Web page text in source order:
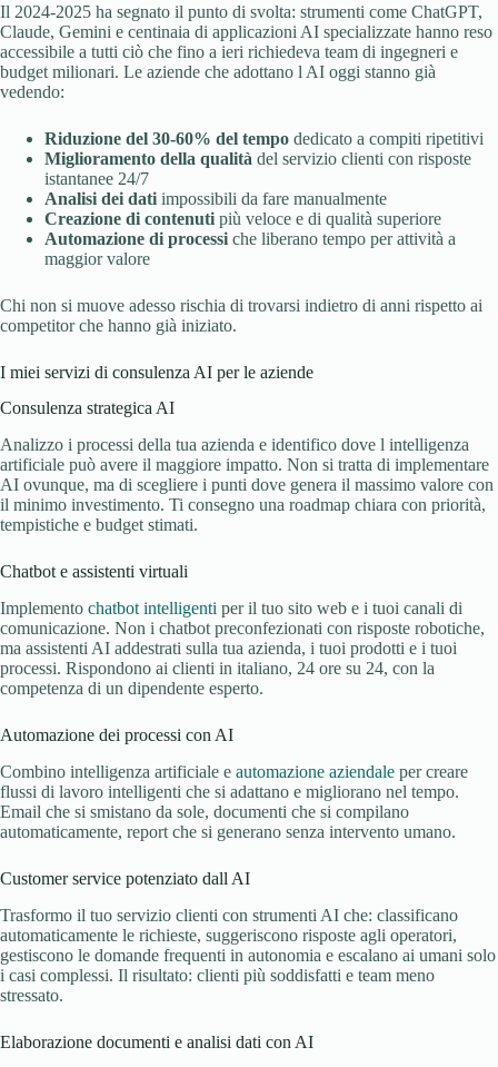
Il 2024-2025 ha segnato il punto di svolta: strumenti come ChatGPT,
Claude, Gemini e centinaia di applicazioni AI specializzate hanno reso
accessibile a tutti ciò che fino a ieri richiedeva team di ingegneri e
budget milionari. Le aziende che adottano l AI oggi stanno già
vedendo:
Riduzione del 30-60% del tempo dedicato a compiti ripetitivi
Miglioramento della qualità del servizio clienti con risposte
istantanee 24/7
Analisi dei dati impossibili da fare manualmente
Creazione di contenuti più veloce e di qualità superiore
Automazione di processi che liberano tempo per attività a
maggior valore
Chi non si muove adesso rischia di trovarsi indietro di anni rispetto ai
competitor che hanno già iniziato.
I miei servizi di consulenza AI per le aziende
Consulenza strategica AI
Analizzo i processi della tua azienda e identifico dove l intelligenza
artificiale può avere il maggiore impatto. Non si tratta di implementare
AI ovunque, ma di scegliere i punti dove genera il massimo valore con
il minimo investimento. Ti consegno una roadmap chiara con priorità,
tempistiche e budget stimati.
Chatbot e assistenti virtuali
Implemento chatbot intelligenti per il tuo sito web e i tuoi canali di
comunicazione. Non i chatbot preconfezionati con risposte robotiche,
ma assistenti AI addestrati sulla tua azienda, i tuoi prodotti e i tuoi
processi. Rispondono ai clienti in italiano, 24 ore su 24, con la
competenza di un dipendente esperto.
Automazione dei processi con AI
Combino intelligenza artificiale e automazione aziendale per creare
flussi di lavoro intelligenti che si adattano e migliorano nel tempo.
Email che si smistano da sole, documenti che si compilano
automaticamente, report che si generano senza intervento umano.
Customer service potenziato dall AI
Trasformo il tuo servizio clienti con strumenti AI che: classificano
automaticamente le richieste, suggeriscono risposte agli operatori,
gestiscono le domande frequenti in autonomia e escalano ai umani solo
i casi complessi. Il risultato: clienti più soddisfatti e team meno
stressato.
Elaborazione documenti e analisi dati con AI